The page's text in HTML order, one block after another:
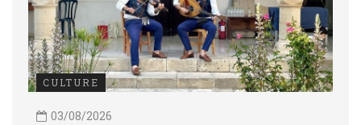
CULTURE
03/08/2026